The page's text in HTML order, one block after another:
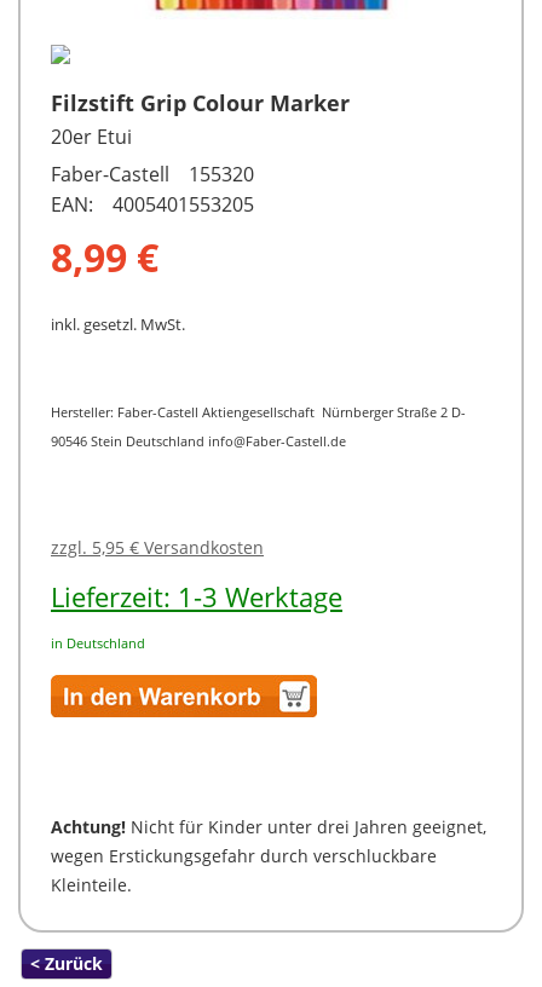
Filzstift Grip Colour Marker
20er Etui
Faber-Castell 155320
EAN: 4005401553205
8,99 €
inkl. gesetzl. MwSt.
Hersteller: Faber-Castell Aktiengesellschaft Nürnberger Straße 2 D-
90546 Stein Deutschland info@Faber-Castell.de
zzgl. 5,95 € Versandkosten
Lieferzeit: 1-3 Werktage
in Deutschland
Achtung! Nicht für Kinder unter drei Jahren geeignet,
wegen Erstickungsgefahr durch verschluckbare
Kleinteile.
< Zurück